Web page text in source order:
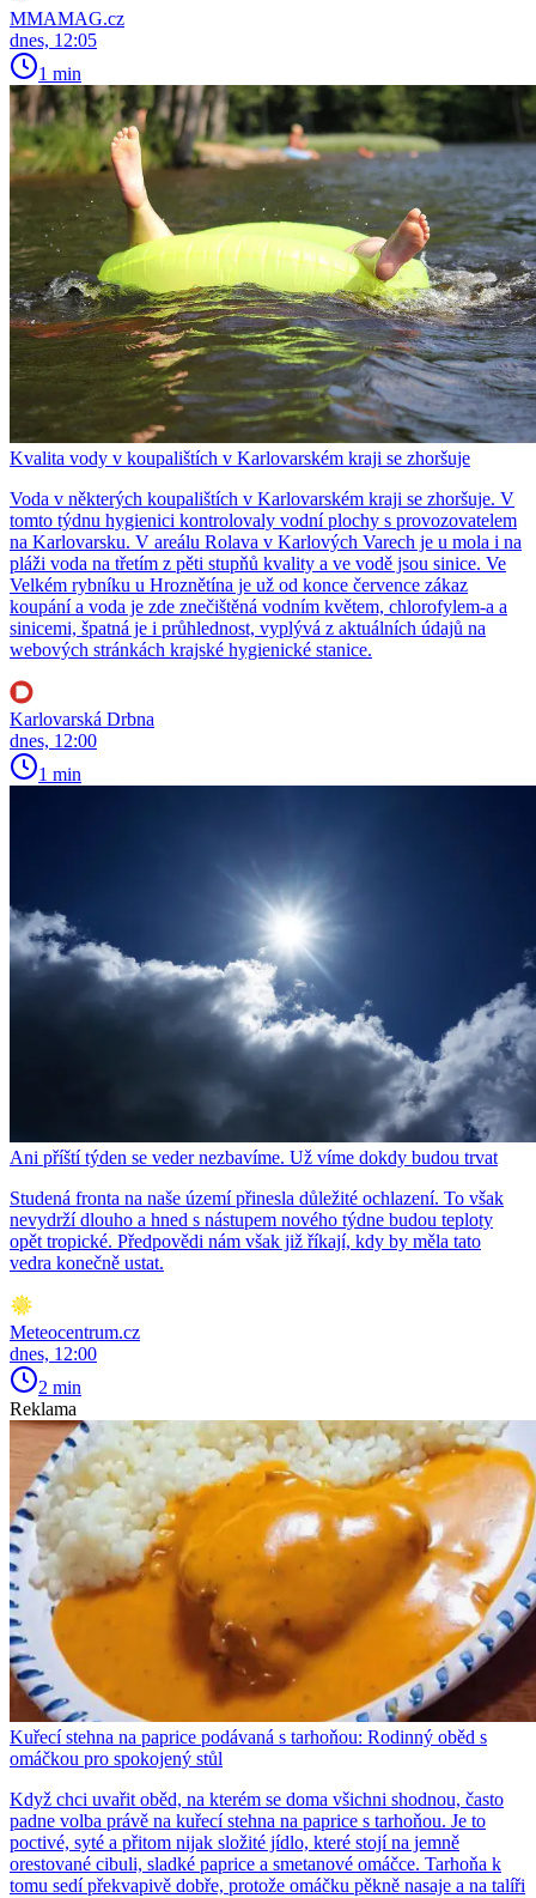
MMAMAG.cz
dnes, 12:05
1 min
Kvalita vody v koupalištích v Karlovarském kraji se zhoršuje
Voda v některých koupalištích v Karlovarském kraji se zhoršuje. V
tomto týdnu hygienici kontrolovaly vodní plochy s provozovatelem
na Karlovarsku. V areálu Rolava v Karlových Varech je u mola i na
pláži voda na třetím z pěti stupňů kvality a ve vodě jsou sinice. Ve
Velkém rybníku u Hroznětína je už od konce července zákaz
koupání a voda je zde znečištěná vodním květem, chlorofylem-a a
sinicemi, špatná je i průhlednost, vyplývá z aktuálních údajů na
webových stránkách krajské hygienické stanice.
Karlovarská Drbna
dnes, 12:00
1 min
Ani příští týden se veder nezbavíme. Už víme dokdy budou trvat
Studená fronta na naše území přinesla důležité ochlazení. To však
nevydrží dlouho a hned s nástupem nového týdne budou teploty
opět tropické. Předpovědi nám však již říkají, kdy by měla tato
vedra konečně ustat.
Meteocentrum.cz
dnes, 12:00
2 min
Reklama
Kuřecí stehna na paprice podávaná s tarhoňou: Rodinný oběd s
omáčkou pro spokojený stůl
Když chci uvařit oběd, na kterém se doma všichni shodnou, často
padne volba právě na kuřecí stehna na paprice s tarhoňou. Je to
poctivé, syté a přitom nijak složité jídlo, které stojí na jemně
orestované cibuli, sladké paprice a smetanové omáčce. Tarhoňa k
tomu sedí překvapivě dobře, protože omáčku pěkně nasaje a na talíři